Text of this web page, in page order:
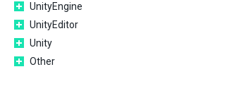
UnityEngine
UnityEditor
Unity
Other